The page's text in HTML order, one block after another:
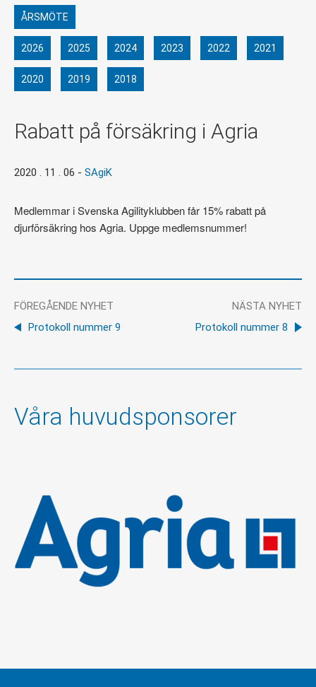
ÅRSMÖTE
2026 2025 2024 2023 2022 2021
2020 2019 2018
Rabatt på försäkring i Agria
2020 . 11 . 06 - SAgiK
Medlemmar i Svenska Agilityklubben får 15% rabatt på
djurförsäkring hos Agria. Uppge medlemsnummer!
FÖREGÅENDE NYHET
Protokoll nummer 9
NÄSTA NYHET
Protokoll nummer 8
Våra huvudsponsorer